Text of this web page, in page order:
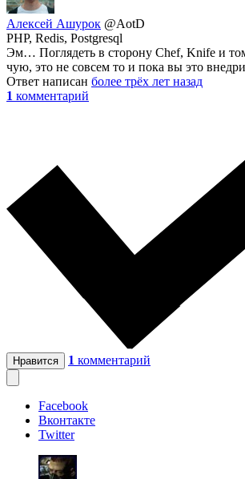
Алексей Ашурок @AotD
PHP, Redis, Postgresql
Эм… Поглядеть в сторону Chef, Knife и
чую, это не совсем то и пока вы это
Ответ написан более трёх лет назад
1 комментарий
Нравится 1 комментарий
Facebook
Вконтакте
Twitter